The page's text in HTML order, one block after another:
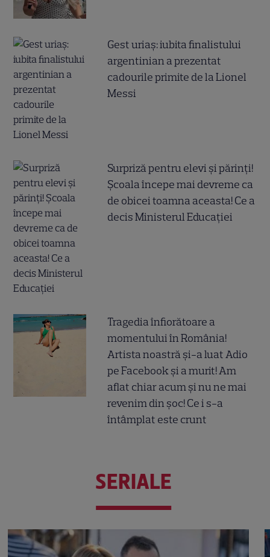
Gest uriaș: iubita finalistului
argentinian a prezentat
cadourile primite de la Lionel
Messi
Surpriză pentru elevi și părinți!
Școala începe mai devreme ca
de obicei toamna aceasta! Ce a
decis Ministerul Educației
Tragedia înfiorătoare a
momentului în România!
Artista noastră și-a luat Adio
pe Facebook și a murit! Am
aflat chiar acum și nu ne mai
revenim din șoc! Ce i s-a
întâmplat este crunt
SERIALE